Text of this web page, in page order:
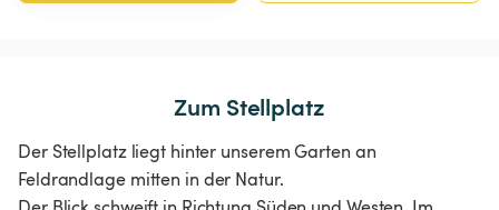
Zum Stellplatz
Der Stellplatz liegt hinter unserem Garten an
Feldrandlage mitten in der Natur.